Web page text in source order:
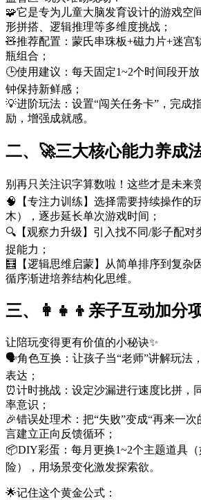
🧩它是专为儿童大脑发育设计的游戏空
形拼搭、逻辑推理等多维度挑战；
🧸推荐配置：蒙氏串珠板+磁力片+迷宫
瓶组合；
🕒使用建议：每天固定1~2个时间段开
钟保持新鲜感；
💡进阶玩法：设置“闯关任务卡”，完成
励，增强成就感。
二、🚀三大核心能力养成
别再只关注识字算数啦！这些才是未来
🧠【专注力训练】选择需要持续操作的
木），逐步延长单次游戏时间；
🔍【观察力升级】引入找不同/影子配对
捉能力；
🧮【逻辑思维启蒙】从简单排序到复杂
循序渐进培养结构化思维。
三、👩👧👦亲子互动加分
让陪玩变得更有价值的小秘诀✨
🗣️角色互换：让孩子当“老师”讲解玩法
表达；
⏰计时挑战：设定沙漏进行速度比拼，
率意识；
🎉错误处理术：把“失败”变成“再来一
言建立正向反馈循环；
📦DIY彩蛋：每月更换1~2个主题道具
险），用场景变化激发探索欲。
🌟记住这个黄金公式：